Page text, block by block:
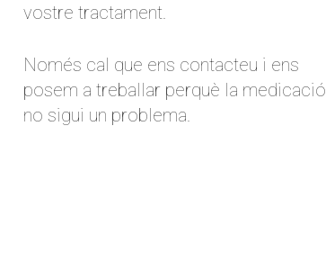
vostre tractament.
Només cal que ens contacteu i ens
posem a treballar perquè la medicació
no sigui un problema.